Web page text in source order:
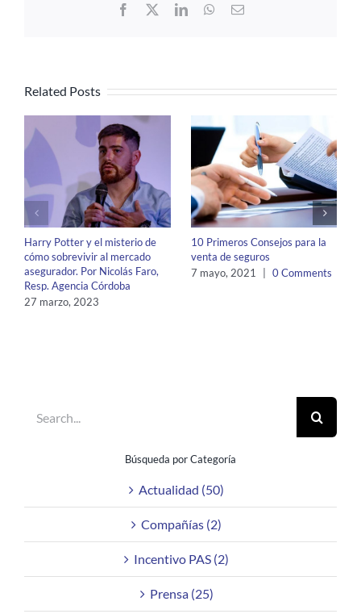
Facebook
LinkedInWhatsApp
Email
Related Posts
Harry Potter y el misterio de
cómo sobrevivir al mercado
asegurador. Por Nicolás Faro,
Resp. Agencia Córdoba
27 marzo, 2023
10 Primeros Consejos para la
venta de seguros
7 mayo, 2021
0 Comments
for:
Búsqueda por Categoría
Actualidad (50)
Compañías (2)
Incentivo PAS (2)
Prensa (25)